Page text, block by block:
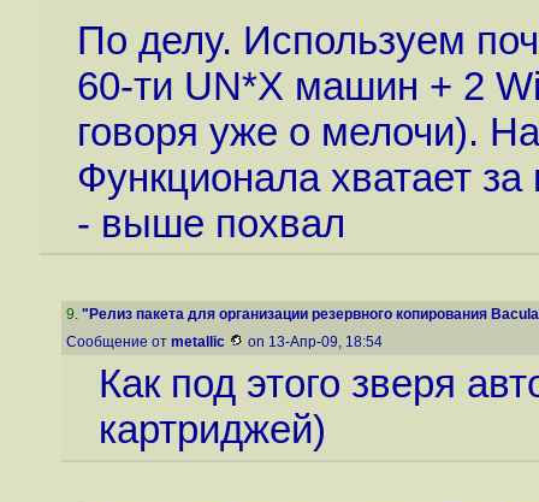
По делу. Используем
60-ти UN*X машин + 2
говоря уже о мелочи).
Функционала хватает
- выше похвал
9. "Релиз пакета для организации резервного копирования
Сообщение от metallic on 13-Апр-09, 18:54
Как под этого зверя
картриджей)